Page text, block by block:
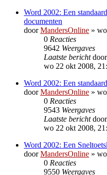
Word 2002: Een
documenten
doorMandersOnline »
0 Reacties
9642 Weergaves
Laatste berichtdoor
wo 22 okt 2008,
Word 2002: Een
doorMandersOnline »
0 Reacties
9543 Weergaves
Laatste berichtdoor
wo 22 okt 2008,
Word 2002: Een
doorMandersOnline »
0 Reacties
9550 Weergaves